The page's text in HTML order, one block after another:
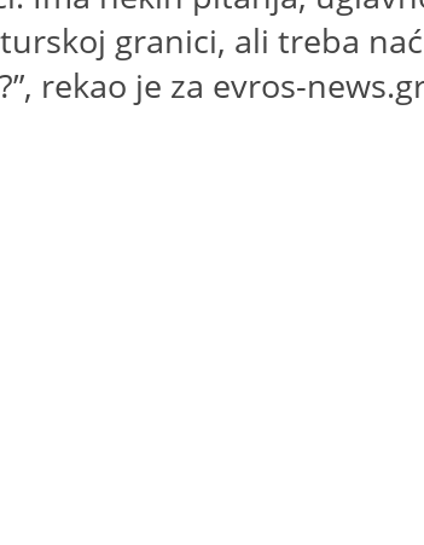
granici, ali treba
rekao je za evros-